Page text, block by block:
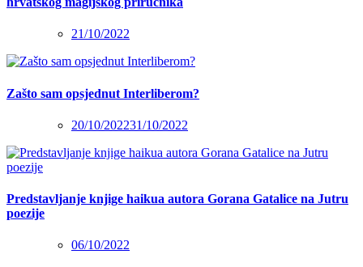
21/10/2022
Zašto sam opsjednut Interliberom?
20/10/202231/10/2022
Predstavljanje knjige haikua autora Gorana Gatalice na Jutru
poezije
06/10/2022